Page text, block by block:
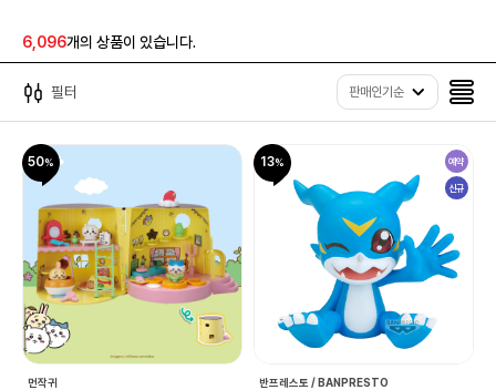
6,096개의 상품이 있습니다.
필터 판매인기순
50
먼작귀
13 예약
신규
반프레스토 / BANPRESTO